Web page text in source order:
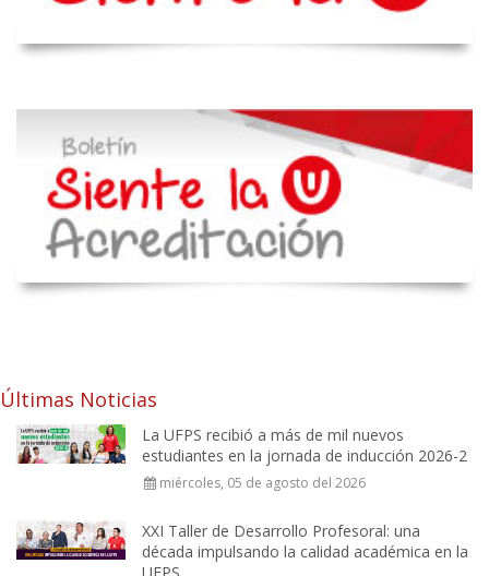
Últimas Noticias
La UFPS recibió a más de mil nuevos
estudiantes en la jornada de inducción 2026-2
miércoles, 05 de agosto del 2026
XXI Taller de Desarrollo Profesoral: una
década impulsando la calidad académica en la